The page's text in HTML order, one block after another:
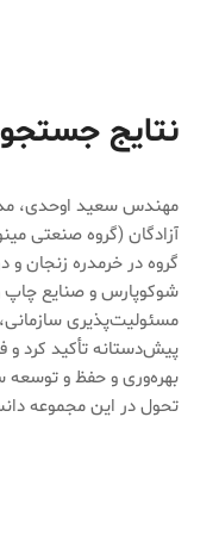
نتایج
مهندس سعید اوحدی،
آزادگان (گروه صنعتی
گروه در خرمدره زنجان
شوکوپارس و صنایع چاپ
مسئولیت‌پذیری
پیش‌دستانه تأکید کرد و
بهره‌وری و حفظ و توسعه
تحول در این مجموعه